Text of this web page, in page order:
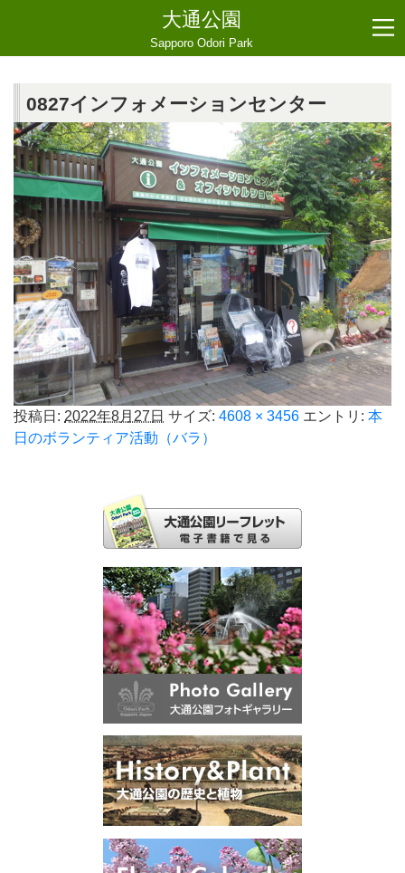
大通公園
Sapporo Odori Park
0827インフォメーションセンター
投稿日: 2022年8月27日 サイズ: 4608 × 3456 エントリ: 本
日のボランティア活動（バラ）